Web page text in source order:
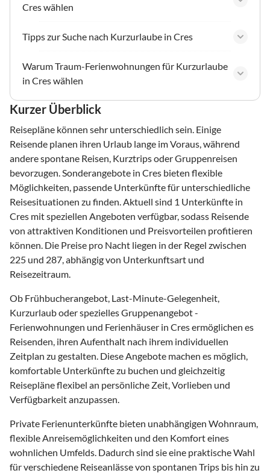
Cres wählen
Tipps zur Suche nach Kurzurlaube in Cres
Warum Traum-Ferienwohnungen für Kurzurlaube
in Cres wählen
Kurzer Überblick
Reisepläne können sehr unterschiedlich sein. Einige
Reisende planen ihren Urlaub lange im Voraus, während
andere spontane Reisen, Kurztrips oder Gruppenreisen
bevorzugen. Sonderangebote in Cres bieten flexible
Möglichkeiten, passende Unterkünfte für unterschiedliche
Reisesituationen zu finden. Aktuell sind 1 Unterkünfte in
Cres mit speziellen Angeboten verfügbar, sodass Reisende
von attraktiven Konditionen und Preisvorteilen profitieren
können. Die Preise pro Nacht liegen in der Regel zwischen
225 und 287, abhängig von Unterkunftsart und
Reisezeitraum.
Ob Frühbucherangebot, Last-Minute-Gelegenheit,
Kurzurlaub oder spezielles Gruppenangebot -
Ferienwohnungen und Ferienhäuser in Cres ermöglichen es
Reisenden, ihren Aufenthalt nach ihrem individuellen
Zeitplan zu gestalten. Diese Angebote machen es möglich,
komfortable Unterkünfte zu buchen und gleichzeitig
Reisepläne flexibel an persönliche Zeit, Vorlieben und
Verfügbarkeit anzupassen.
Private Ferienunterkünfte bieten unabhängigen Wohnraum,
flexible Anreisemöglichkeiten und den Komfort eines
wohnlichen Umfelds. Dadurch sind sie eine praktische Wahl
für verschiedene Reiseanlässe von spontanen Trips bis hin zu